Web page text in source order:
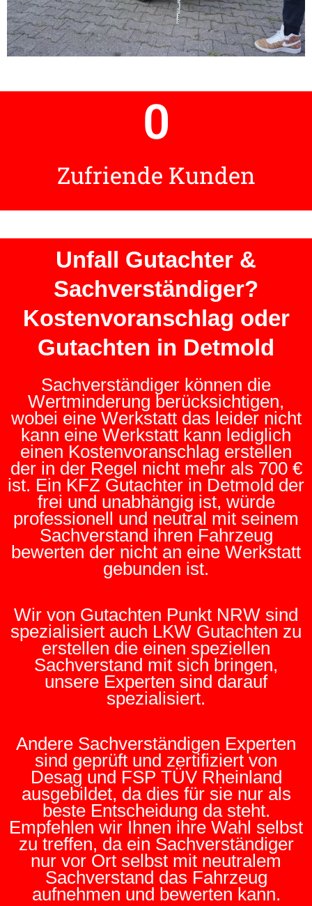
Zufriende Kunden
0
Unfall Gutachter &
Sachverständiger?
Kostenvoranschlag oder
Gutachten in Detmold
Sachverständiger können die
Wertminderung berücksichtigen,
wobei eine Werkstatt das leider nicht
kann eine Werkstatt kann lediglich
einen Kostenvoranschlag erstellen
der in der Regel nicht mehr als 700 €
ist. Ein KFZ Gutachter in Detmold der
frei und unabhängig ist, würde
professionell und neutral mit seinem
Sachverstand ihren Fahrzeug
bewerten der nicht an eine Werkstatt
gebunden ist.
Wir von Gutachten Punkt NRW sind
spezialisiert auch LKW Gutachten zu
erstellen die einen speziellen
Sachverstand mit sich bringen,
unsere Experten sind darauf
spezialisiert.
Andere Sachverständigen Experten
sind geprüft und zertifiziert von
Desag und FSP TÜV Rheinland
ausgebildet, da dies für sie nur als
beste Entscheidung da steht.
Empfehlen wir Ihnen ihre Wahl selbst
zu treffen, da ein Sachverständiger
nur vor Ort selbst mit neutralem
Sachverstand das Fahrzeug
aufnehmen und bewerten kann.